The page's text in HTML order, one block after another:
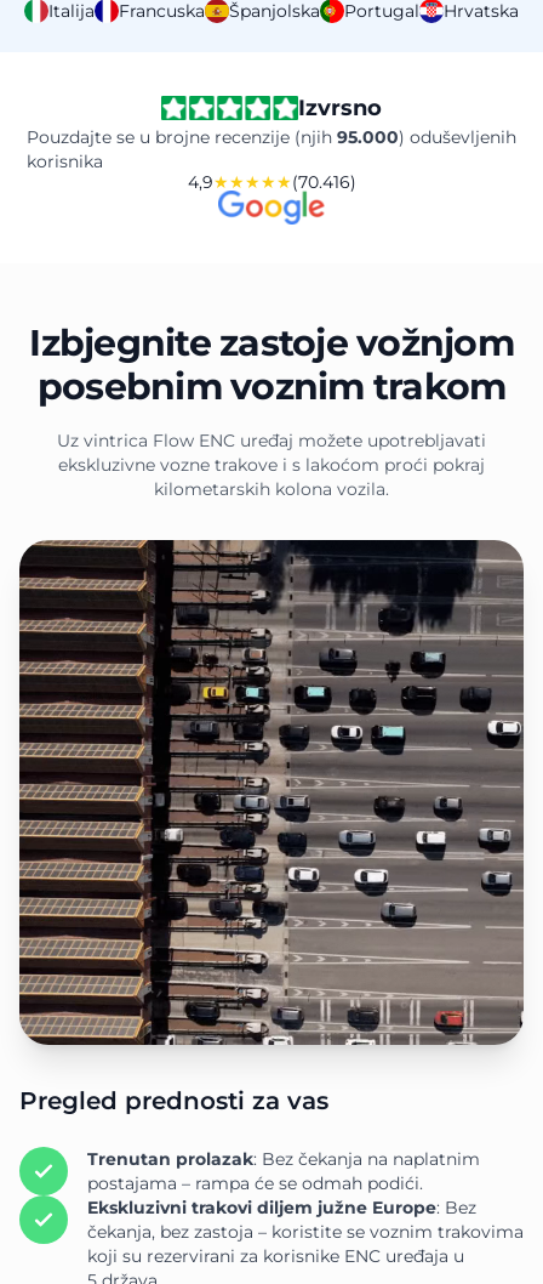
Italija Francuska Španjolska Portugal Hrvatska
Izvrsno
Pouzdajte se u brojne recenzije (njih 95.000) oduševljenih
korisnika
4,9★★★★★(70.416)
Izbjegnite zastoje vožnjom
posebnim voznim trakom
Uz vintrica Flow ENC uređaj možete upotrebljavati
ekskluzivne vozne trakove i s lakoćom proći pokraj
kilometarskih kolona vozila.
Pregled prednosti za vas
Trenutan prolazak: Bez čekanja na naplatnim
postajama – rampa će se odmah podići.
Ekskluzivni trakovi diljem južne Europe: Bez
čekanja, bez zastoja – koristite se voznim trakovima
koji su rezervirani za korisnike ENC uređaja u